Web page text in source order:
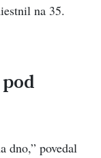
na 35.
dno,” povedal